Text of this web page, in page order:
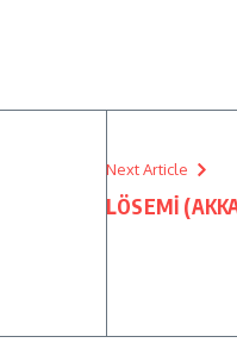
Next Article
LÖSEMİ